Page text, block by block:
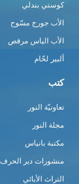
كوستي بندلي
الأب جورج مسّوح
الأب الياس مرقص
ألبير لحّام
كتب
تعاونيّة النور
مجلة النور
مكتبة بانياس
منشورات دير الحرف
التراث الأبائي